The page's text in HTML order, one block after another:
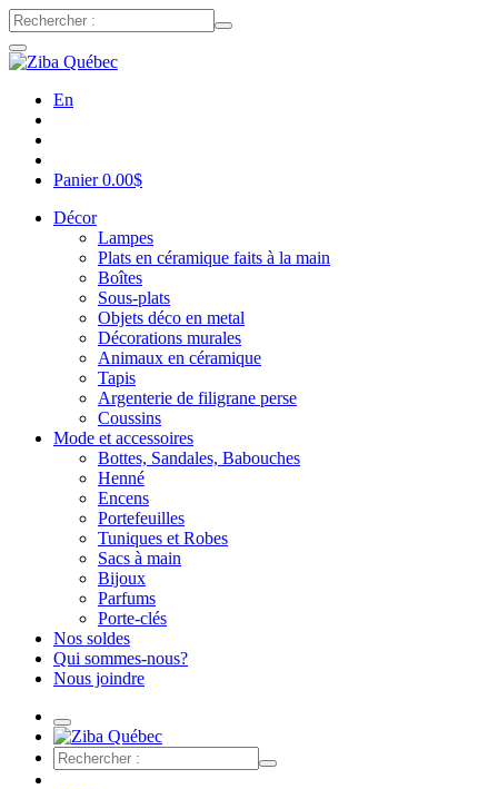
En
Panier0.00$
Décor
Lampes
Plats en céramique faits à la main
Boîtes
Sous-plats
Objets déco en metal
Décorations murales
Animaux en céramique
Tapis
Argenterie de filigrane perse
Coussins
Mode et accessoires
Bottes, Sandales, Babouches
Henné
Encens
Portefeuilles
Tuniques et Robes
Sacs à main
Bijoux
Parfums
Porte-clés
Nos soldes
Qui sommes-nous?
Nous joindre